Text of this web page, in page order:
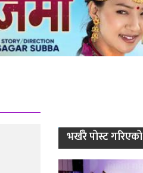
भर्खरै पोस्ट गरिएको